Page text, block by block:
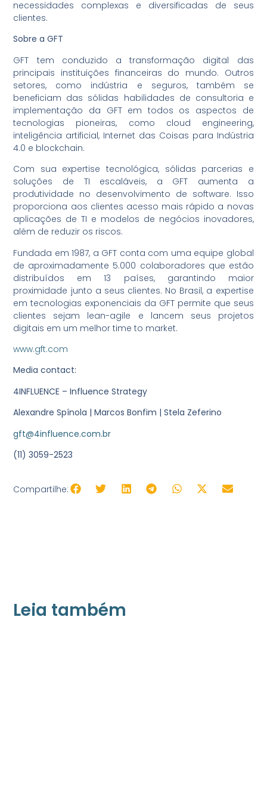
necessidades complexas e diversificadas de seus
clientes.
Sobre a GFT
GFT tem conduzido a transformação digital das
principais instituições financeiras do mundo. Outros
setores, como indústria e seguros, também se
beneficiam das sólidas habilidades de consultoria e
implementação da GFT em todos os aspectos de
tecnologias pioneiras, como cloud engineering,
inteligência artificial, Internet das Coisas para Indústria
4.0 e blockchain.
Com sua expertise tecnológica, sólidas parcerias e
soluções de TI escaláveis, a GFT aumenta a
produtividade no desenvolvimento de software. Isso
proporciona aos clientes acesso mais rápido a novas
aplicações de TI e modelos de negócios inovadores,
além de reduzir os riscos.
Fundada em 1987, a GFT conta com uma equipe global
de aproximadamente 5.000 colaboradores que estão
distribuídos em 13 países, garantindo maior
proximidade junto a seus clientes. No Brasil, a expertise
em tecnologias exponenciais da GFT permite que seus
clientes sejam lean-agile e lancem seus projetos
digitais em um melhor time to market.
www.gft.com
Media contact:
4INFLUENCE – Influence Strategy
Alexandre Spínola | Marcos Bonfim | Stela Zeferino
gft@4influence.com.br
(11) 3059-2523
Compartilhe:
Leia também